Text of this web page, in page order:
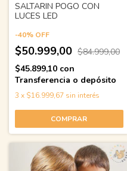
SALTARIN POGO CON
LUCES LED
-40% OFF
$50.999,00 $84.999,00
$45.899,10 con
Transferencia o depósito
3 x $16.999,67 sin interés